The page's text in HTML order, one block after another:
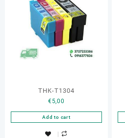
THK-T1304
€5,00
Add to cart